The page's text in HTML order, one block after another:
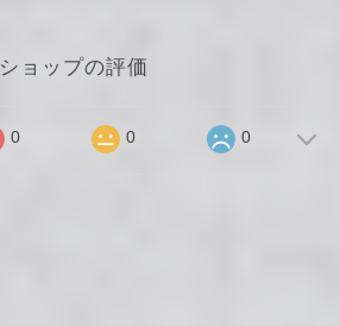
ショップの評価
0 0 0